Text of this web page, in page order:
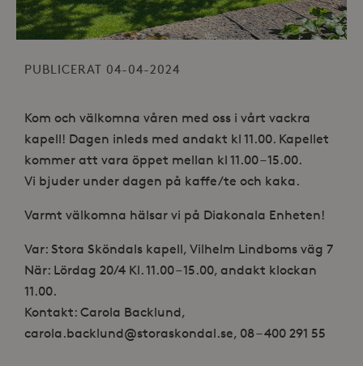
PUBLICERAT 04-04-2024
Kom och välkomna våren med oss i vårt vackra
kapell! Dagen inleds med andakt kl 11.00. Kapellet
kommer att vara öppet mellan kl 11.00 – 15.00.
Vi bjuder under dagen på kaffe/te och kaka.
Varmt välkomna hälsar vi på Diakonala Enheten!
Var: Stora Sköndals kapell, Vilhelm Lindboms väg 7
När: Lördag 20/4 Kl. 11.00 – 15.00, andakt klockan
11.00.
Kontakt: Carola Backlund,
carola.backlund@storaskondal.se, 08 – 400 291 55